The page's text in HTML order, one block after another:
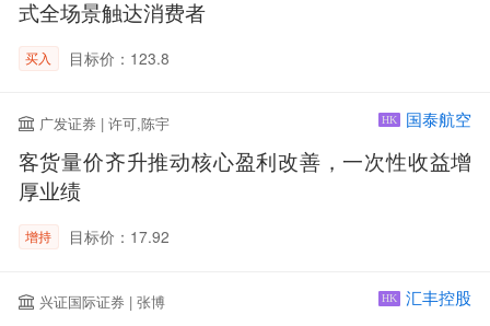
式全场景触达消费者
买入 目标价：123.8
广发证券 | 许可,陈宇 HK 国泰航空
客货量价齐升推动核心盈利改善，一次性收益增
厚业绩
增持 目标价：17.92
兴证国际证券 | 张博 HK 汇丰控股